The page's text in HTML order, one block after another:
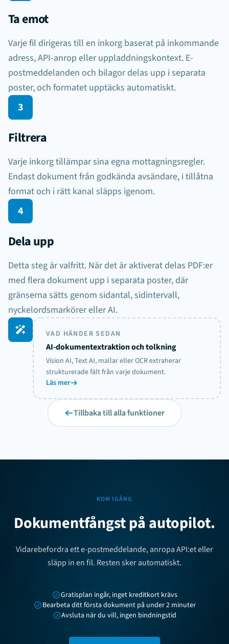
Parseur
Ta emot
Varje fil dirigeras till en inkorg baserat på inkommande
adress, API-anrop eller uppladdningskontext. E-
postmeddelanden och bilagor delas upp i separata
poster, och formatet upptäcks automatiskt.
kvitton fakturor avtal
3
Filtrera
Varje inkorg tillämpar sina egna mottagningsregler.
Endast dokument från godkända avsändare, i tillåtna
format och i rätt kanal släpps igenom.
drift@leverantor-b.se
spam@bedragare.se
4
Dela upp
Detta steg är valfritt. När det är aktiverat delas PDF:er
med flera dokument upp i separata poster, där
gränserna sätts genom sidantal, sidintervall,
nyckelordsmarkörer eller AI.
bunt-docs.pdf
dokument-1.pdf dokument-2.pdf dokument-3.pdf
VAD HÄNDER SEDAN
AI-dokumentextraktion och tolkning
Vision AI, Text AI, mallar eller OCR extraherar
strukturerade fält från varje dokument.
Läs mer
Tillbaka till alla funktioner
KOM IGÅNG
Dokumentfångst på autopilot.
Vidarebefordra ett e-postmeddelande, anropa API:et eller
släpp in en fil. Resten sker automatiskt.
Gratisplan ingår, inget kreditkort krävs
Bearbeta ditt första dokument på under 2 minuter
Avsluta när du vill, ingen bindningstid